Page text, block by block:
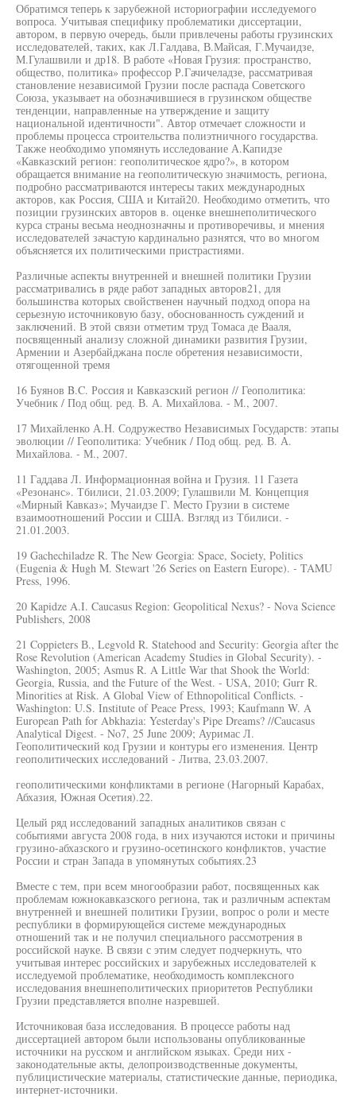
Обратимся теперь к зарубежной историографии исследуемого
вопроса. Учитывая специфику проблематики диссертации,
автором, в первую очередь, были привлечены работы грузинских
исследователей, таких, как Л.Галдава, В.Майсая, Г.Мучаидзе,
М.Гулашвили и др18. В работе «Новая Грузия: пространство,
общество, политика» профессор Р.Гачичеладзе, рассматривая
становление независимой Грузии после распада Советского
Союза, указывает на обозначившиеся в грузинском обществе
тенденции, направленные на утверждение и защиту
национальной идентичности". Автор отмечает сложности и
проблемы процесса строительства полиэтничного государства.
Также необходимо упомянуть исследование А.Капидзе
«Кавказский регион: геополитическое ядро?», в котором
обращается внимание на геополитическую значимость, региона,
подробно рассматриваются интересы таких международных
акторов, как Россия, США и Китай20. Необходимо отметить, что
позиции грузинских авторов в. оценке внешнеполитического
курса страны весьма неоднозначны и противоречивы, и мнения
исследователей зачастую кардинально разнятся, что во многом
объясняется их политическими пристрастиями.
Различные аспекты внутренней и внешней политики Грузии
рассматривались в ряде работ западных авторов21, для
большинства которых свойственен научный подход опора на
серьезную источниковую базу, обоснованность суждений и
заключений. В этой связи отметим труд Томаса де Вааля,
посвященный анализу сложной динамики развития Грузии,
Армении и Азербайджана после обретения независимости,
отягощенной тремя
16 Буянов B.C. Россия и Кавказский регион // Геополитика:
Учебник / Под общ. ред. В. А. Михайлова. - М., 2007.
17 Михайленко А.Н. Содружество Независимых Государств: этапы
эволюции // Геополитика: Учебник / Под общ. ред. В. А.
Михайлова. - М., 2007.
11 Гаддава Л. Информационная война и Грузия. 11 Газета
«Резонанс». Тбилиси, 21.03.2009; Гулашвили М. Концепция
«Мирный Кавказ»; Мучаидзе Г. Место Грузии в системе
взаимоотношений России и США. Взгляд из Тбилиси. -
21.01.2003.
19 Gachechiladze R. The New Georgia: Space, Society, Politics
(Eugenia & Hugh M. Stewart '26 Series on Eastern Europe). - TAMU
Press, 1996.
20 Kapidze A.I. Caucasus Region: Geopolitical Nexus? - Nova Science
Publishers, 2008
21 Coppieters В., Legvold R. Statehood and Security: Georgia after the
Rose Revolution (American Academy Studies in Global Security). -
Washington, 2005; Asmus R. A Little War that Shook the World:
Georgia, Russia, and the Future of the West. - USA, 2010; Gurr R.
Minorities at Risk. A Global View of Ethnopolitical Conflicts. -
Washington: U.S. Institute of Peace Press, 1993; Kaufmann W. A
European Path for Abkhazia: Yesterday's Pipe Dreams? //Caucasus
Analytical Digest. - No7, 25 June 2009; Ауримас Л.
Геополитический код Грузии и контуры его изменения. Центр
геополитических исследований - Литва, 23.03.2007.
геополитическими конфликтами в регионе (Нагорный Карабах,
Абхазия, Южная Осетия).22.
Целый ряд исследований западных аналитиков связан с
событиями августа 2008 года, в них изучаются истоки и причины
грузино-абхазского и грузино-осетинского конфликтов, участие
России и стран Запада в упомянутых событиях.23
Вместе с тем, при всем многообразии работ, посвященных как
проблемам южнокавказского региона, так и различным аспектам
внутренней и внешней политики Грузии, вопрос о роли и месте
республики в формирующейся системе международных
отношений так и не получил специального рассмотрения в
российской науке. В связи с этим следует подчеркнуть, что
учитывая интерес российских и зарубежных исследователей к
исследуемой проблематике, необходимость комплексного
исследования внешнеполитических приоритетов Республики
Грузии представляется вполне назревшей.
Источниковая база исследования. В процессе работы над
диссертацией автором были использованы опубликованные
источники на русском и английском языках. Среди них -
законодательные акты, делопроизводственные документы,
публицистические материалы, статистические данные, периодика,
интернет-источники.